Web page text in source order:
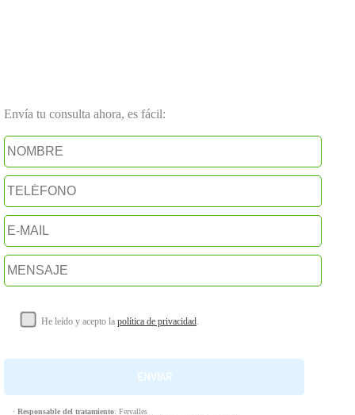
Envía tu consulta ahora, es fácil:
He leído y acepto la política de privacidad.
· Responsable del tratamiento: Fervalles